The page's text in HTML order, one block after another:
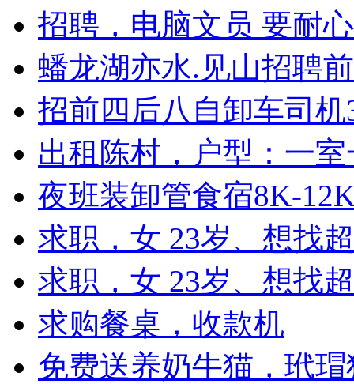
招聘，电脑文员 要耐
蟠龙湖亦水.见山招聘
招前四后八自卸车司机
出租陈村，户型：一
夜班装卸管食宿8K-
求职，女 23岁、想找
求职，女 23岁、想找
求购餐桌，收款机
免费送养奶牛猫，玳